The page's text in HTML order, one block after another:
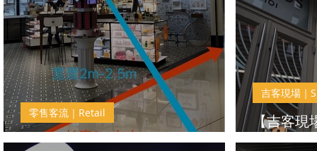
【零售客流】進店率的客流採集
零售客流｜Retail
【吉客
箱的體驗
吉客現場｜